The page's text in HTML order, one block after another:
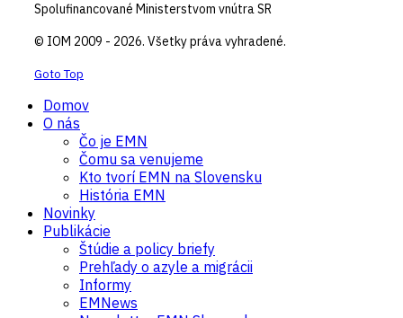
Spolufinancované Ministerstvom vnútra SR
© IOM 2009 - 2026. Všetky práva vyhradené.
Goto Top
Domov
O nás
Čo je EMN
Čomu sa venujeme
Kto tvorí EMN na Slovensku
História EMN
Novinky
Publikácie
Štúdie a policy briefy
Prehľady o azyle a migrácii
Informy
EMNews